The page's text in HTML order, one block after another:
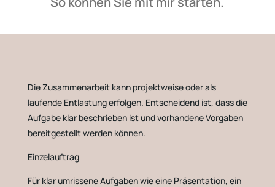
Die Zusammenarbeit kann projektweise oder als
laufende Entlastung erfolgen. Entscheidend ist, dass die
Aufgabe klar beschrieben ist und vorhandene Vorgaben
bereitgestellt werden können.
Einzelauftrag
Für klar umrissene Aufgaben wie eine Präsentation, ein